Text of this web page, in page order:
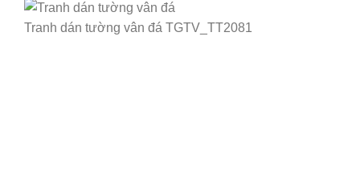
Tranh dán tường vân đá TGTV_TT2081